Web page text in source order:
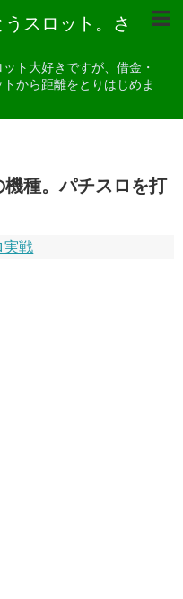
スロット。さ
ト大好きですが、借金・
から距離をとりはじめま
種。パチスロを打
実戦